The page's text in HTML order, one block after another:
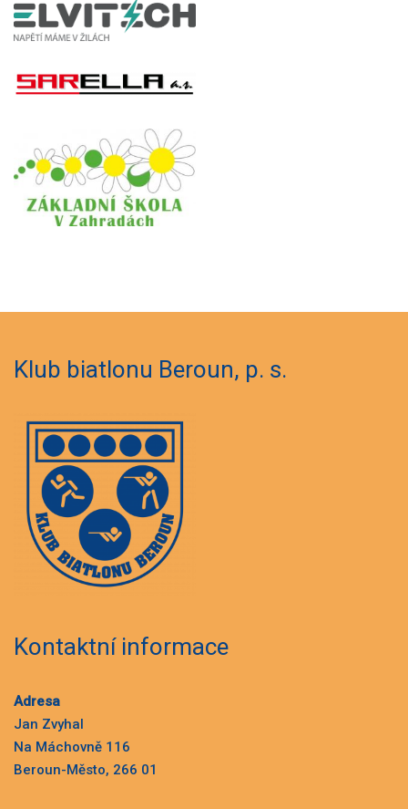
Klub biatlonu Beroun, p. s.
Kontaktní informace
Adresa
Jan Zvyhal
Na Máchovně 116
Beroun-Město, 266 01